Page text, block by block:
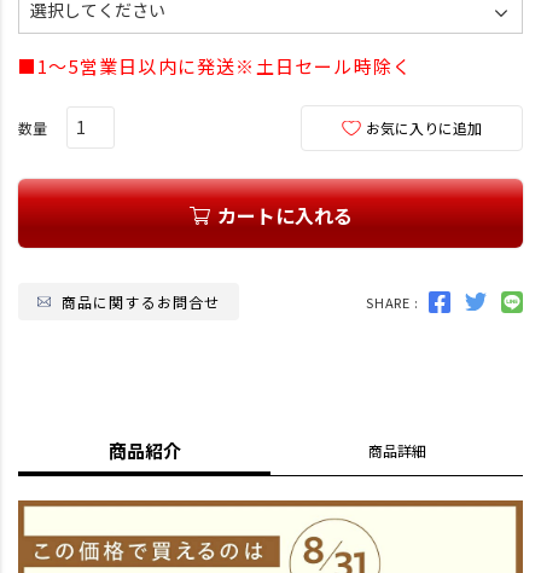
■1～5営業日以内に発送※土日セール時除く
お気に入りに追加
カートに入れる
商品に関するお問合せ SHARE :
商品紹介 商品詳細